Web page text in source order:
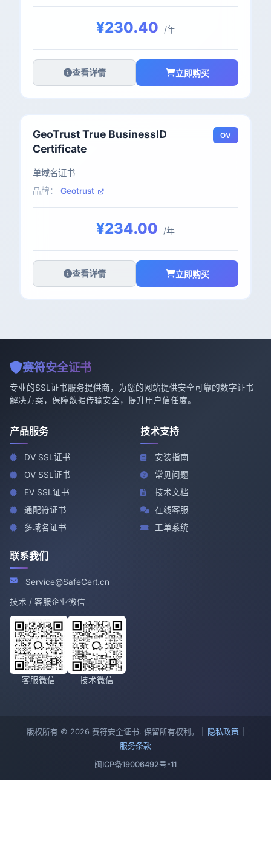
¥230.40 /年
查看详情 立即购买
GeoTrust True BusinessID
Certificate
OV
单域名证书
品牌： Geotrust
¥234.00 /年
查看详情 立即购买
赛符安全证书
专业的SSL证书服务提供商，为您的网站提供安全可靠的数字证书
解决方案，保障数据传输安全，提升用户信任度。
产品服务
DV SSL证书
OV SSL证书
EV SSL证书
通配符证书
多域名证书
技术支持
安装指南
常见问题
技术文档
在线客服
工单系统
联系我们
Service@SafeCert.cn
技术 / 客服企业微信
客服微信 技术微信
版权所有 © 2026 赛符安全证书. 保留所有权利。 | 隐私政策
服务条款
闽ICP备19006492号-11